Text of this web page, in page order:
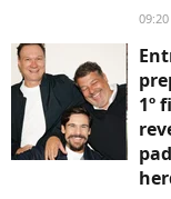
09:20
1º